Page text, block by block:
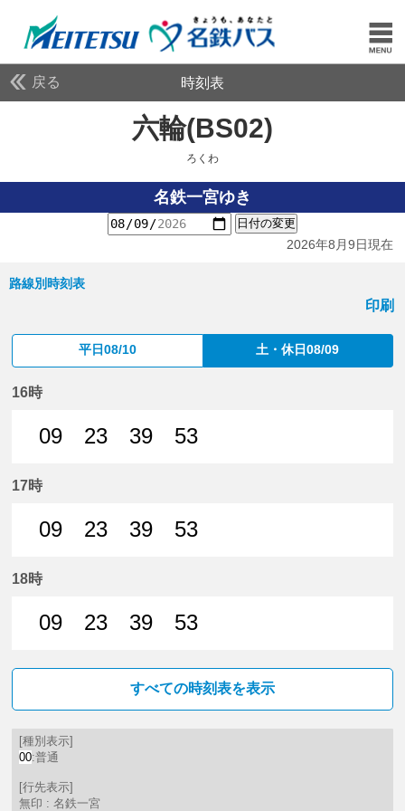
戻る 時刻表
六輪(BS02)
ろくわ
名鉄一宮ゆき
日付の変更
2026年8月9日現在
路線別時刻表
印刷
平日08/10 土・休日08/09
16時
09
23
39
53
17時
09
23
39
53
18時
09
23
39
53
すべての時刻表を表示
[種別表示]
00:普通
[行先表示]
無印 : 名鉄一宮